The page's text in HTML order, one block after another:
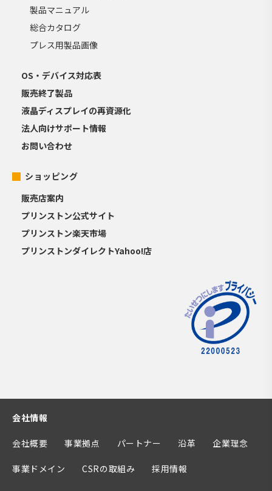
製品マニュアル
総合カタログ
プレス用製品画像
OS・デバイス対応表
販売終了製品
液晶ディスプレイの再資源化
法人向けサポート情報
お問い合わせ
ショッピング
販売店案内
プリンストン公式サイト
プリンストン楽天市場
プリンストンダイレクトYahoo!店
会社情報
会社概要 事業拠点 パートナー 沿革 企業理念
事業ドメイン CSRの取組み 採用情報